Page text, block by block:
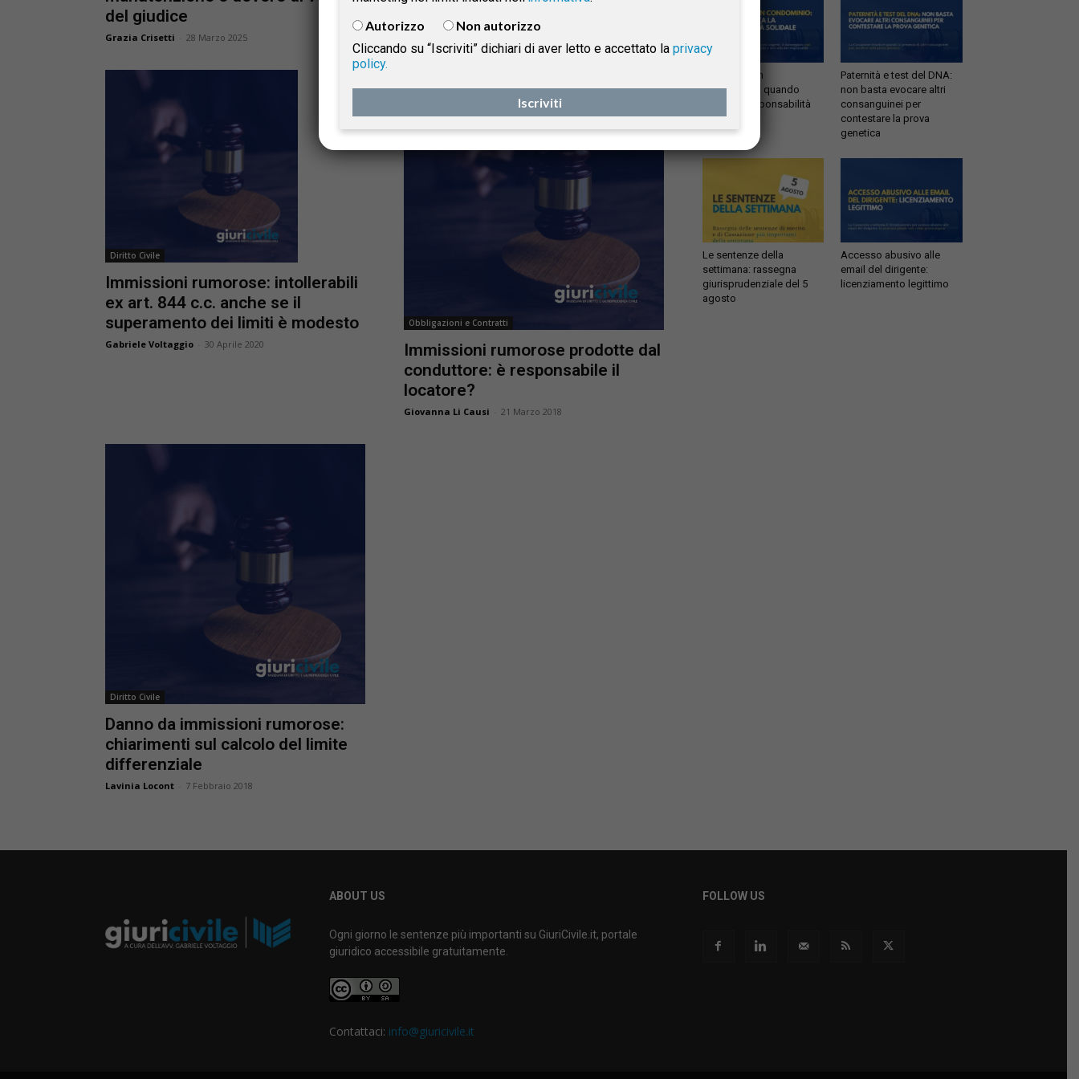
del giudice
Grazia Crisetti 28 Marzo 2025
Chiara Schena
Diritto Civile
Immissioni rumorose: intollerabili
ex art. 844 c.c. anche se il
superamento dei limiti è modesto
Gabriele Voltaggio 30 Aprile 2020
Obbligazioni e Contratti
Immissioni rumorose prodotte dal
conduttore: è responsabile il
locatore?
Giovanna Li Causi 21 Marzo 2018
Diritto Civile
Danno da immissioni rumorose:
chiarimenti sul calcolo del limite
differenziale
Lavinia Locont 7 Febbraio 2018
Infiltrazioni in
condominio: quando
scatta la responsabilità
solidale
Paternità e test del DNA:
non basta evocare altri
consanguinei per
contestare la prova
genetica
Le sentenze della
settimana: rassegna
giurisprudenziale del 5
agosto
Accesso abusivo alle
email del dirigente:
licenziamento legittimo
ABOUT US
Ogni giorno le sentenze più importanti su GiuriCivile.it, portale
giuridico accessibile gratuitamente.
Contattaci: info@giuricivile.it
FOLLOW US
Autorizzo
Non autorizzo
Cliccando su “Iscriviti” dichiari di aver letto e accettato la privacy
policy.
Iscriviti